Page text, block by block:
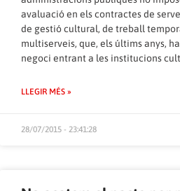
avaluació en els contractes de
de gestió cultural, de treball
multiserveis, que, els últims anys,
negoci entrant a les institucions
LLEGIR MÉS »
28/07/2015 - 23:41:28